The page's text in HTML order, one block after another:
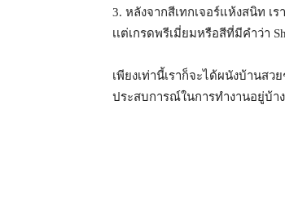
3. หลังจากสีเทกเจอร์แห้งสนิท เ
เเต่เกรดพรีเมี่ยมหรือสีที่มีคำว่า
เพียงเท่านี้เราก็จะได้ผนังบ้านสว
ประสบการณ์ในการทำงานอยู่บ้าง